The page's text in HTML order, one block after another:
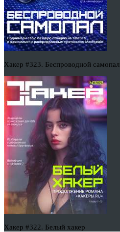
Хакер #323. Беспроводной самопал
Хакер #322. Белый хакер